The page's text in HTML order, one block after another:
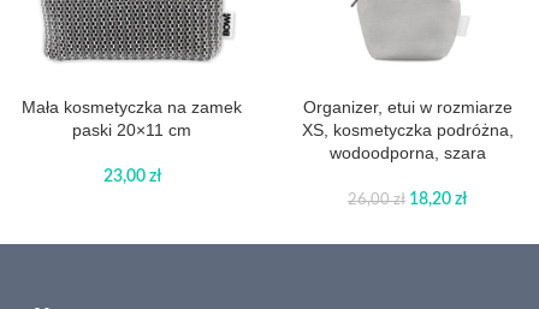
Mała kosmetyczka na zamek
paski 20×11 cm
23,00 zł
Organizer, etui w rozmiarze
XS, kosmetyczka podróżna,
wodoodporna, szara
26,00zł 18,20 zł